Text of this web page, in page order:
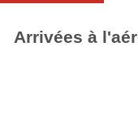
Arrivées à